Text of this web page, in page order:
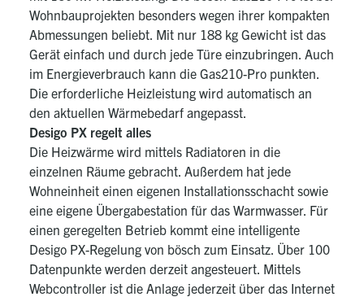
Wohnbauprojekten besonders wegen ihrer kompakten
Abmessungen beliebt. Mit nur 188 kg Gewicht ist das
Gerät einfach und durch jede Türe einzubringen. Auch
im Energieverbrauch kann die Gas210-Pro punkten.
Die erforderliche Heizleistung wird automatisch an
den aktuellen Wärmebedarf angepasst.
Desigo PX regelt alles
Die Heizwärme wird mittels Radiatoren in die
einzelnen Räume gebracht. Außerdem hat jede
Wohneinheit einen eigenen Installationsschacht sowie
eine eigene Übergabestation für das Warmwasser. Für
einen geregelten Betrieb kommt eine intelligente
Desigo PX-Regelung von bösch zum Einsatz. Über 100
Datenpunkte werden derzeit angesteuert. Mittels
Webcontroller ist die Anlage jederzeit über das Internet